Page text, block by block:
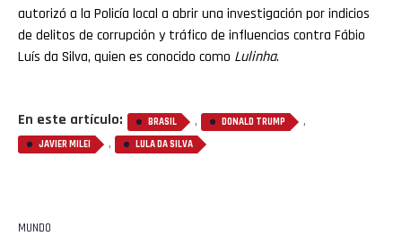
autorizó a la Policía local a abrir una investigación por indicios
de delitos de corrupción y tráfico de influencias contra Fábio
Luís da Silva, quien es conocido como Lulinha.
En este artículo: BRASIL , DONALD TRUMP ,
JAVIER MILEI , LULA DA SILVA
MUNDO